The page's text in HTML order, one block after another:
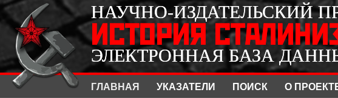
НАУЧНО-ИЗДАТЕЛЬСКИЙ
ИСТОРИЯ
ЭЛЕКТРОННАЯ БАЗА
ГЛАВНАЯ УКАЗАТЕЛИ ПОИСК О
НАУЧНО-ИЗДАТЕЛЬСКИЙ
ИСТОРИЯ
ЭЛЕКТРОННАЯ БАЗА